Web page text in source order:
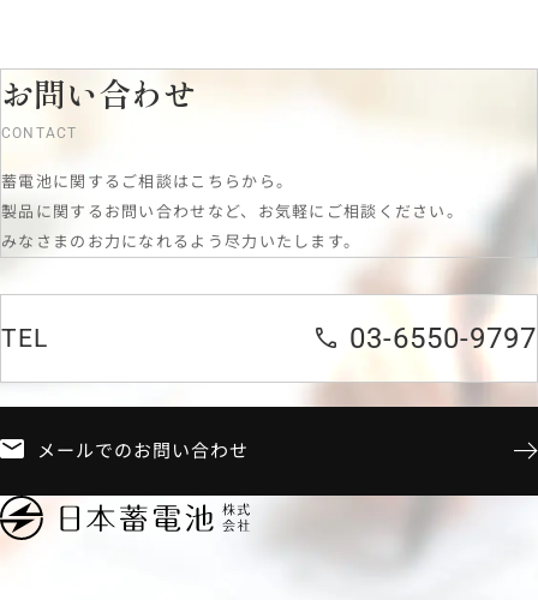
お問い合わせ
CONTACT
蓄電池に関するご相談はこちらから。
製品に関するお問い合わせなど、お気軽にご相談ください。
みなさまのお力になれるよう尽力いたします。
TEL 03-6550-9797
メールでのお問い合わせ